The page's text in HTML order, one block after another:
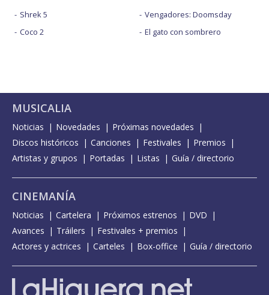
Shrek 5
Coco 2
Vengadores: Doomsday
El gato con sombrero
MUSICALIA
Noticias Novedades
Próximas novedades
Discos históricos
Canciones Festivales
Premios
Artistas y grupos
Portadas Listas Guía / directorio
CINEMANÍA
Noticias Cartelera Próximos estrenos
DVD
Avances
Tráilers
Festivales + premios
Actores y actrices
Carteles Box-office Guía / directorio